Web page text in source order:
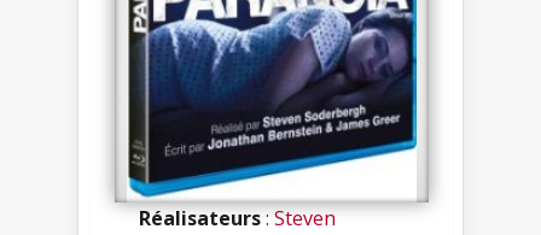
Réalisateurs:Steven